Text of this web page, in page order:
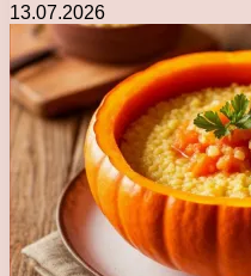
13.07.2026